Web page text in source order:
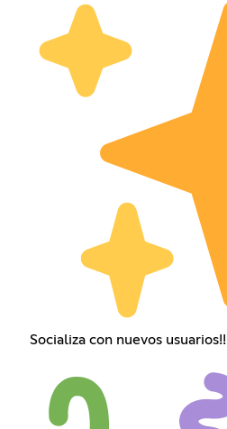
Socializa con nuevos usuarios!!